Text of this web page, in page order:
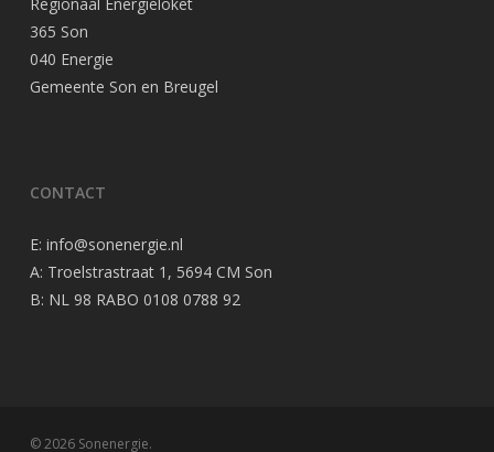
365 Son
040 Energie
Gemeente Son en Breugel
CONTACT
E: info@sonenergie.nl
A: Troelstrastraat 1, 5694 CM Son
B: NL 98 RABO 0108 0788 92
© 2026 Sonenergie.